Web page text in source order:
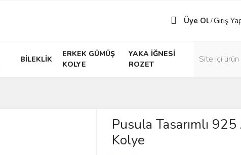
Üye Ol /Giriş
BİLEKLİK
ERKEK GÜMÜŞ
KOLYE
YAKA İĞNESİ
ROZET
Pusula Tasarımlı
Kolye